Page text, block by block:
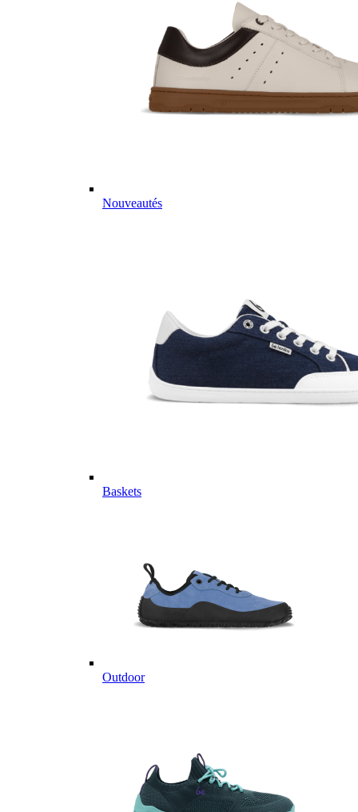
Nouveautés
Baskets
Outdoor